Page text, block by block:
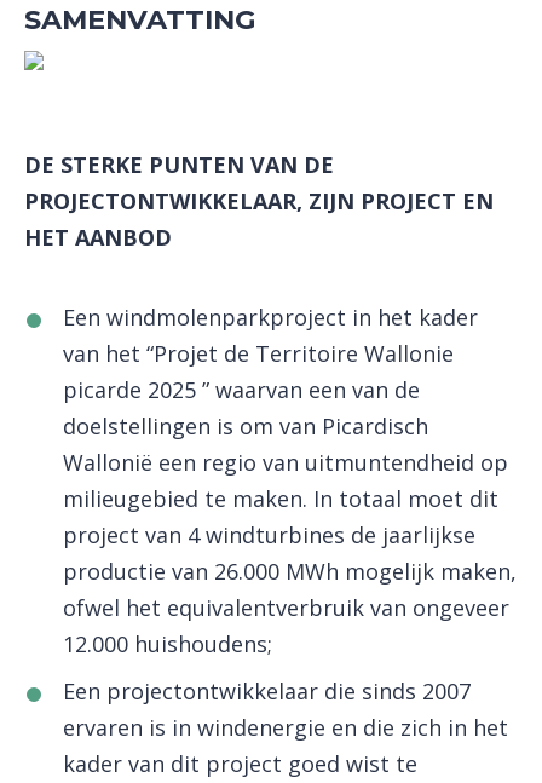
SAMENVATTING
DE STERKE PUNTEN VAN DE
PROJECTONTWIKKELAAR, ZIJN PROJECT EN
HET AANBOD
Een windmolenparkproject in het kader
van het “Projet de Territoire Wallonie
picarde 2025 ” waarvan een van de
doelstellingen is om van Picardisch
Wallonië een regio van uitmuntendheid op
milieugebied te maken. In totaal moet dit
project van 4 windturbines de jaarlijkse
productie van 26.000 MWh mogelijk maken,
ofwel het equivalentverbruik van ongeveer
12.000 huishoudens;
Een projectontwikkelaar die sinds 2007
ervaren is in windenergie en die zich in het
kader van dit project goed wist te